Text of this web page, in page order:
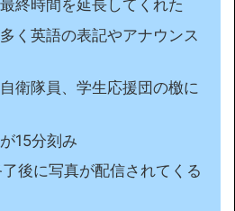
終時間を延長してくれた
く英語の表記やアナウンス
衛隊員、学生応援団の檄に
15分刻み
後に写真が配信されてくる